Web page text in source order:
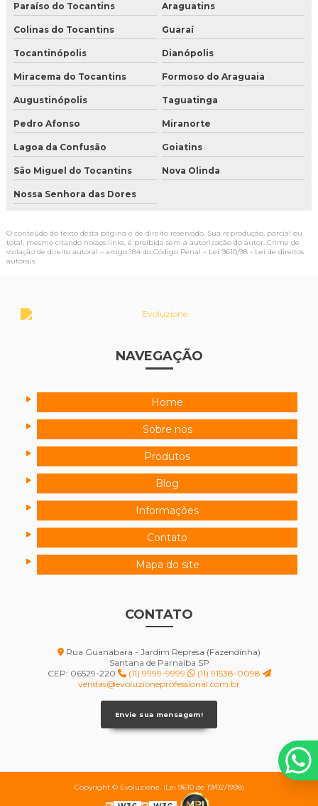
Paraíso do Tocantins Araguatins
Colinas do Tocantins Guaraí
Tocantinópolis Dianópolis
Miracema do Tocantins Formoso do Araguaia
Augustinópolis Taguatinga
Pedro Afonso Miranorte
Lagoa da Confusão Goiatins
São Miguel do Tocantins Nova Olinda
Nossa Senhora das Dores
O conteúdo do texto desta página é de direito reservado. Sua reprodução, parcial ou
total, mesmo citando nossos links, é proibida sem a autorização do autor. Crime de
violação de direito autoral – artigo 184 do Código Penal – Lei 9610/98 - Lei de direitos
autorais.
NAVEGAÇÃO
Home
Sobre nós
Produtos
Blog
Informações
Contato
Mapa do site
CONTATO
Rua Guanabara - Jardim Represa (Fazendinha)
Santana de Parnaíba SP
CEP: 06529-220
(11) 9999-9999
(11) 91538-0098
vendas@evoluzioneprofessional.com.br
Envie sua mensagem!
Copyright © Evoluzione. (Lei 9610 de 19/02/1998)